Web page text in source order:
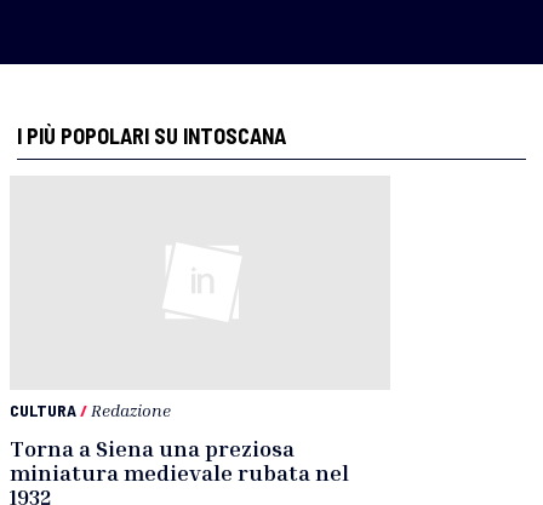
I PIÙ POPOLARI SU INTOSCANA
CULTURA/ Redazione
Torna a Siena una preziosa
miniatura medievale rubata nel
1932